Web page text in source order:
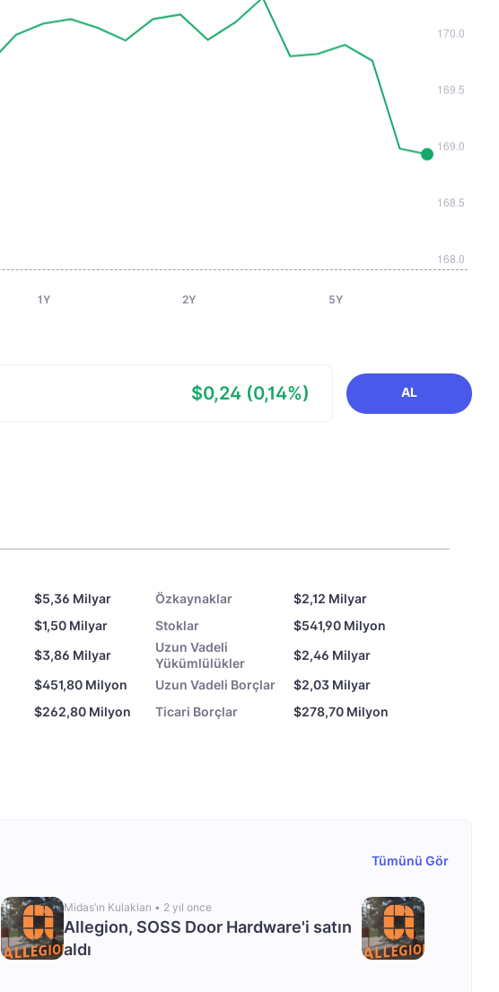
1Y 2Y 5Y
$0,24 (0,14%) AL
$5,36 Milyar Özkaynaklar
$2,12 Milyar
$1,50 Milyar Stoklar
$541,90 Milyon
$3,86 Milyar
Uzun Vadeli
Yükümlülükler
$2,46 Milyar
$451,80 Milyon Uzun Vadeli Borçlar
$2,03 Milyar
$262,80 Milyon Ticari Borçlar $278,70 Milyon
Tümünü Gör
Midas’ın Kulakları • 2 yıl once
Allegion, SOSS Door Hardware'i satın
aldı